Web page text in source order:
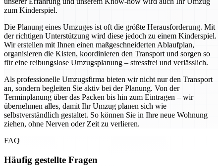
zum Kinderspiel.
Die Planung eines Umzuges ist oft die größte Herausforderung. Mit
der richtigen Unterstützung wird diese jedoch zu einem Kinderspiel.
Wir erstellen mit Ihnen einen maßgeschneiderten Ablaufplan,
organisieren die Kisten, koordinieren den Transport und sorgen so
für eine reibungslose Umzugsplanung – stressfrei und verlässlich.
Als professionelle Umzugsfirma bieten wir nicht nur den Transport
an, sondern begleiten Sie aktiv bei der Planung. Von der
Terminplanung über das Packen bis hin zum Eintragen – wir
übernehmen alles, damit Ihr Umzug planen sich wie
selbstverständlich gestaltet. So können Sie in Ihre neue Wohnung
ziehen, ohne Nerven oder Zeit zu verlieren.
FAQ
Häufig gestellte Fragen